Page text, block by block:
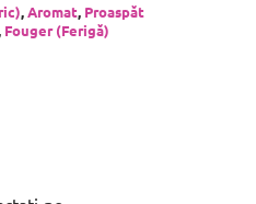
,Aromat, Proaspăt
Fouger (Ferigă)